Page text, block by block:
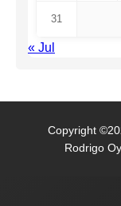
31
« Jul
Copyright
Rodrigo